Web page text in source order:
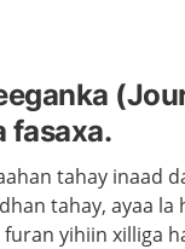
fasaxa.
tahay inaad
tahay, ayaa
furan yihiin xilliga